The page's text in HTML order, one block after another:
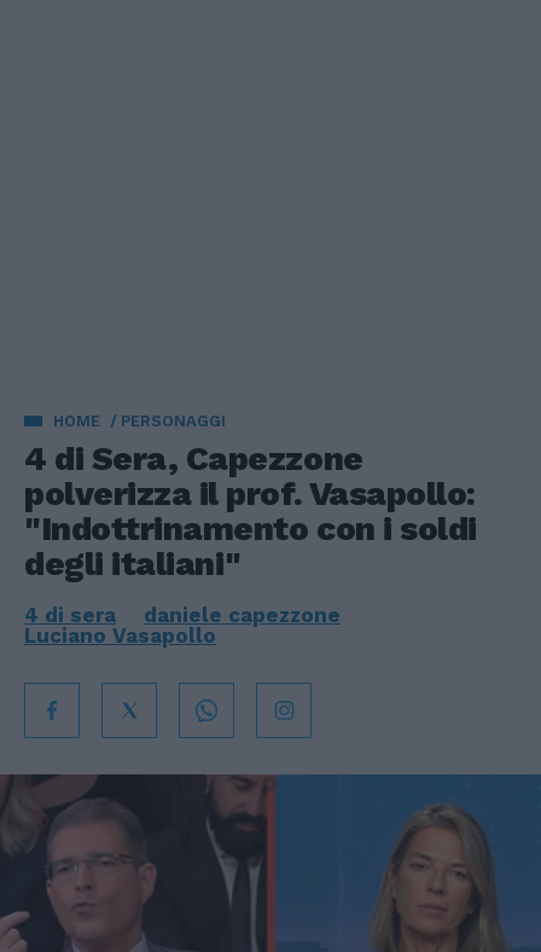
HOME PERSONAGGI
4 di Sera, Capezzone
polverizza il prof. Vasapollo:
"Indottrinamento con i soldi
degli italiani"
4 di sera
daniele capezzone
Luciano Vasapollo